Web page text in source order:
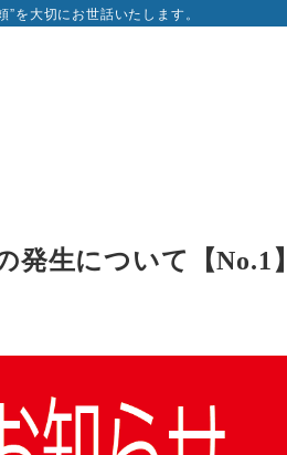
を大切にお世話いたします。
生について【No.1】